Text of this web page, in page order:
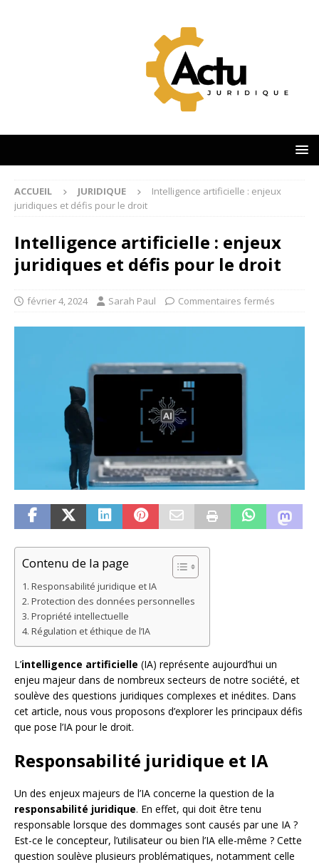
ACCUEIL JURIDIQUE
Intelligence artificielle : enjeux
juridiques et défis pour le droit
Intelligence artificielle : enjeux
juridiques et défis pour le droit
février 4, 2024 Sarah Paul Commentaires fermés
Contenu de la page
Responsabilité juridique et IA
Protection des données personnelles
Propriété intellectuelle
Régulation et éthique de l’IA
L’intelligence artificielle (IA) représente aujourd’hui un
enjeu majeur dans de nombreux secteurs de notre société, et
soulève des questions juridiques complexes et inédites. Dans
cet article, nous vous proposons d’explorer les principaux défis
que pose l’IA pour le droit.
Responsabilité juridique et IA
Un des enjeux majeurs de l’IA concerne la question de la
responsabilité juridique. En effet, qui doit être tenu
responsable lorsque des dommages sont causés par une IA ?
Est-ce le concepteur, l’utilisateur ou bien l’IA elle-même ? Cette
question soulève plusieurs problématiques, notamment celle